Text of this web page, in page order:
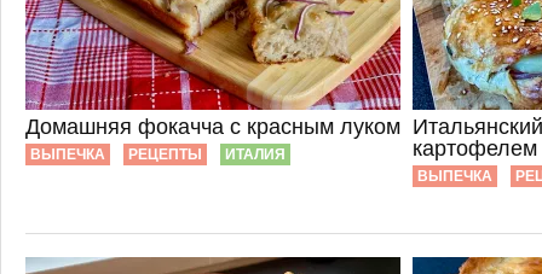
Домашняя фокачча с красным луком
ВЫПЕЧКА РЕЦЕПТЫ ИТАЛИЯ
картофелем
ВЫПЕЧКА